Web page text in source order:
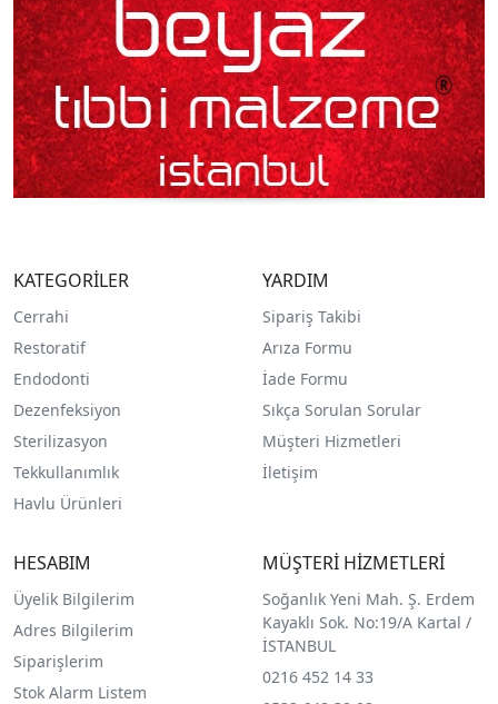
KATEGORİLER
Cerrahi
Restoratif
Endodonti
Dezenfeksiyon
Sterilizasyon
Tekkullanımlık
Havlu Ürünleri
YARDIM
Sipariş Takibi
Arıza Formu
İade Formu
Sıkça Sorulan Sorular
Müşteri Hizmetleri
İletişim
HESABIM
Üyelik Bilgilerim
Adres Bilgilerim
Siparişlerim
Stok Alarm Listem
MÜŞTERİ HİZMETLERİ
Soğanlık Yeni Mah. Ş. Erdem
Kayaklı Sok. No:19/A Kartal /
İSTANBUL
0216 452 14 33